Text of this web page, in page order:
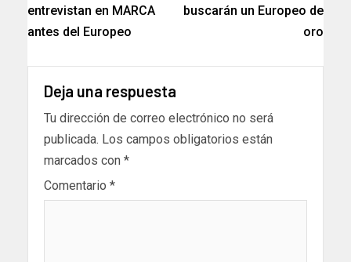
entrevistan en MARCA
antes del Europeo
buscarán un Europeo de
oro
Deja una respuesta
Tu dirección de correo electrónico no será
publicada. Los campos obligatorios están
marcados con *
Comentario *